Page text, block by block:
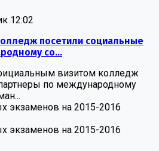
12:02
посетили социальные
со...
визитом колледж
по международному
экзаменов на 2015-2016
экзаменов на 2015-2016